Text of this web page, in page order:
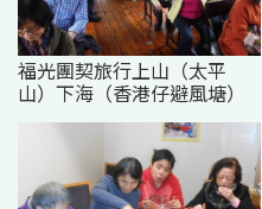
福光團契旅行上山（太平
山）下海（香港仔避風塘）